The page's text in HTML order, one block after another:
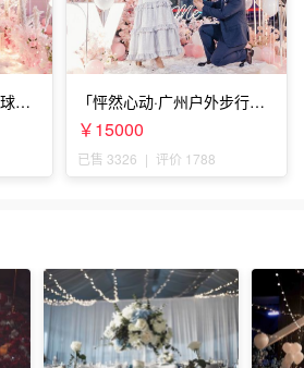
雨
「怦然心动·广州户外步行街
求婚」
￥15000
已售 3326 | 评价 1788